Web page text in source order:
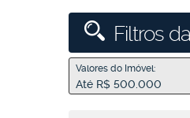
Filtros
Valores do Imóvel:
Até R$ 500.000